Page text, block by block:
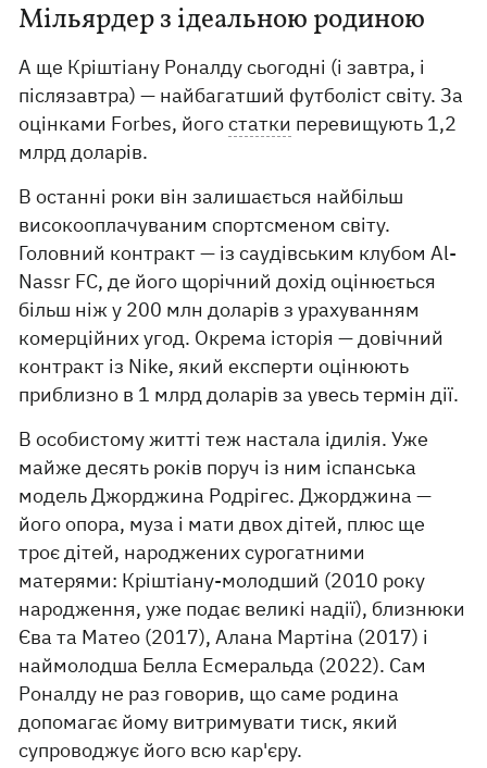
Мільярдер з ідеальною родиною
А ще Кріштіану Роналду сьогодні (і завтра, і
післязавтра) — найбагатший футболіст світу. За
оцінками Forbes, йогостатки перевищують 1,2
млрд доларів.
В останні роки він залишається найбільш
високооплачуваним спортсменом світу.
Головний контракт — із саудівським клубом Al-
Nassr FC, де його щорічний дохід оцінюється
більш ніж у 200 млн доларів з урахуванням
комерційних угод. Окрема історія — довічний
контракт із Nike, який експерти оцінюють
приблизно в 1 млрд доларів за увесь термін дії.
В особистому житті теж настала ідилія. Уже
майже десять років поруч із ним іспанська
модель Джорджина Родрігес. Джорджина —
його опора, муза і мати двох дітей, плюс ще
троє дітей, народжених сурогатними
матерями: Кріштіану-молодший (2010 року
народження, уже подає великі надії), близнюки
Єва та Матео (2017), Алана Мартіна (2017) і
наймолодша Белла Есмеральда (2022). Сам
Роналду не раз говорив, що саме родина
допомагає йому витримувати тиск, який
супроводжує його всю кар'єру.